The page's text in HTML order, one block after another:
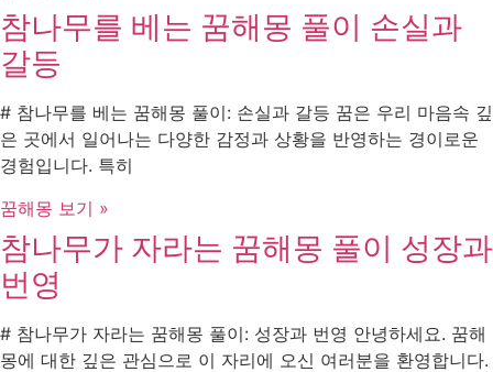
참나무를 베는 꿈해몽 풀이 손실과
갈등
# 참나무를 베는 꿈해몽 풀이: 손실과 갈등 꿈은 우리 마음속 깊
은 곳에서 일어나는 다양한 감정과 상황을 반영하는 경이로운
경험입니다. 특히
꿈해몽 보기 »
참나무가 자라는 꿈해몽 풀이 성장과
번영
# 참나무가 자라는 꿈해몽 풀이: 성장과 번영 안녕하세요. 꿈해
몽에 대한 깊은 관심으로 이 자리에 오신 여러분을 환영합니다.